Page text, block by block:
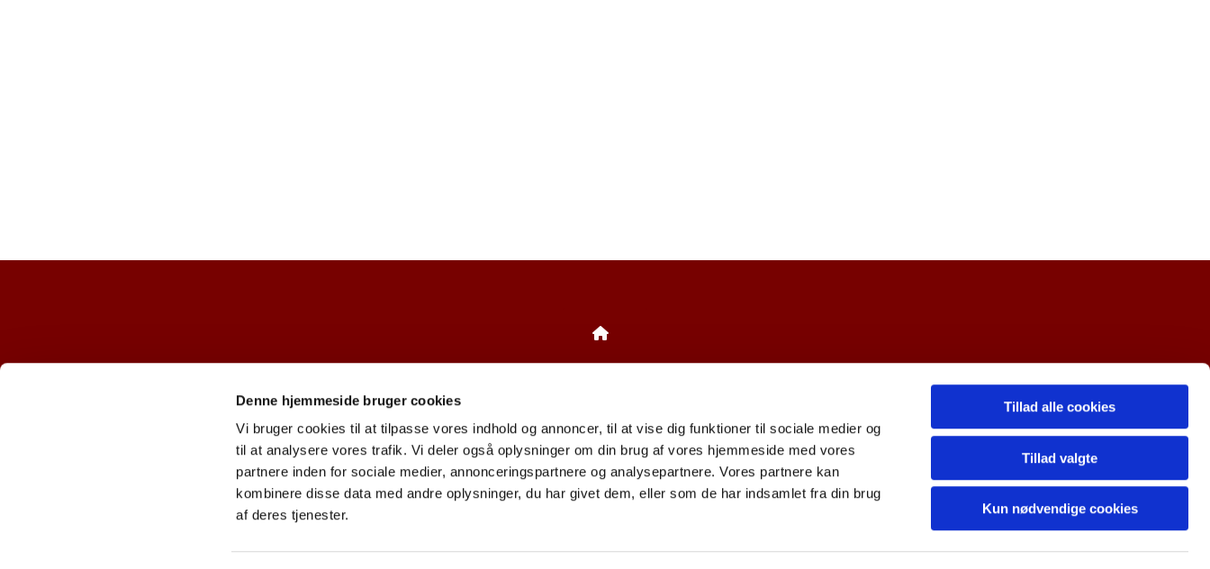
Denne hjemmeside bruger cookies
Vi bruger cookies til at tilpasse vores indhold og annoncer, til at vise dig funktioner til sociale medier og
til at analysere vores trafik. Vi deler også oplysninger om din brug af vores hjemmeside med vores
partnere inden for sociale medier, annonceringspartnere og analysepartnere. Vores partnere kan
kombinere disse data med andre oplysninger, du har givet dem, eller som de har indsamlet fra din brug
af deres tjenester.
Tillad alle cookies
Tillad valgte
Kun nødvendige cookies
3460 Birkerød
Tlf: 45 81 23 34
CVR: 62867116